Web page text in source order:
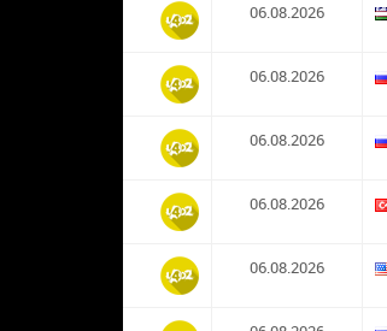
06.08.2026
06.08.2026
06.08.2026
06.08.2026
06.08.2026